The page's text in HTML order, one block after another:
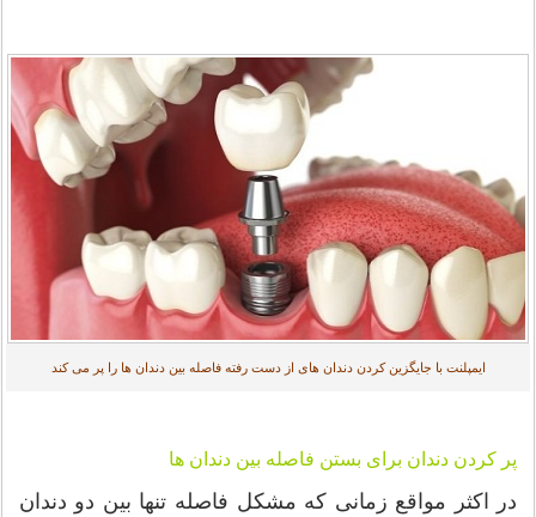
ایمپلنت با جایگزین کردن دندان های از دست رفته فاصله بین دندان ها را پر می کند
پر کردن دندان برای بستن فاصله بین دندان ها
در اکثر مواقع زمانی که مشکل فاصله تنها بین دو دندان